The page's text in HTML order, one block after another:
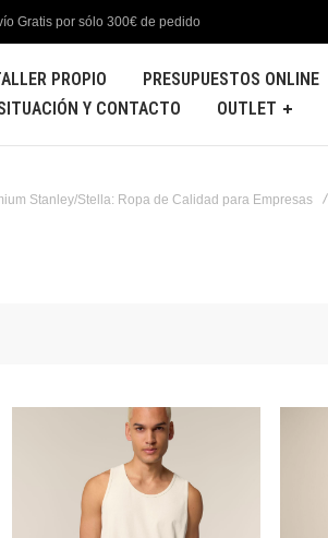
Gratis por sólo 300€ de pedido
PROPIO PRESUPUESTOS ONLINE
Y CONTACTO
OUTLET
Stanley/Stella: Ropa de Calidad para Empresas